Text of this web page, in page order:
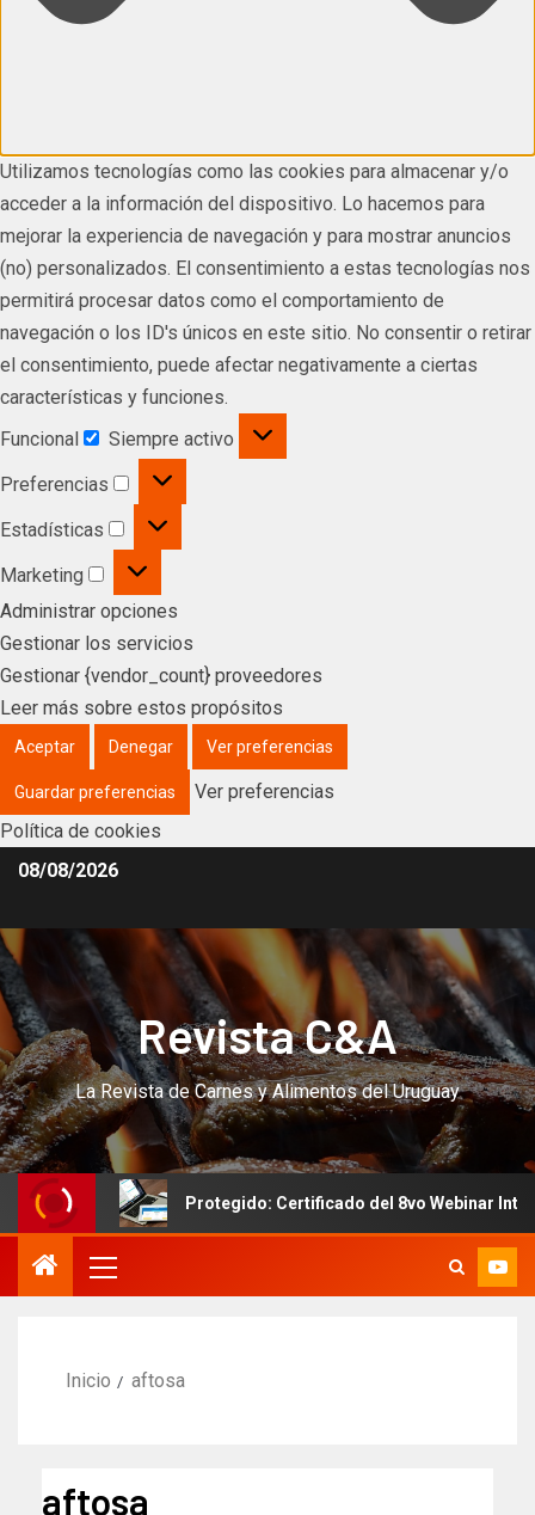
Utilizamos tecnologías como las cookies para almacenar y/o
acceder a la información del dispositivo. Lo hacemos para
mejorar la experiencia de navegación y para mostrar anuncios
(no) personalizados. El consentimiento a estas tecnologías nos
permitirá procesar datos como el comportamiento de
navegación o los ID's únicos en este sitio. No consentir o retirar
el consentimiento, puede afectar negativamente a ciertas
características y funciones.
Funcional
Siempre activo
Preferencias
Estadísticas
Marketing
Administrar opciones
Gestionar los servicios
Gestionar {vendor_count} proveedores
Leer más sobre estos propósitos
Aceptar Denegar Ver preferencias
Guardar preferencias
Ver preferencias
Política de cookies
08/08/2026
Revista C&A
La Revista de Carnes y Alimentos del Uruguay
Protegido: Certificado del 8vo Webinar
Inicio aftosa
aftosa